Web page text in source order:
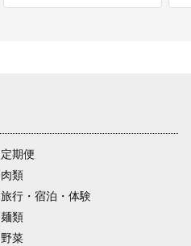
定期便
肉類
旅行・宿泊・体験
麺類
野菜